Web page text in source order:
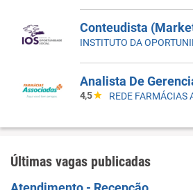
Conteudista
INSTITUTO DA
4,5 REDE FARMÁCIAS
Últimas vagas publicadas